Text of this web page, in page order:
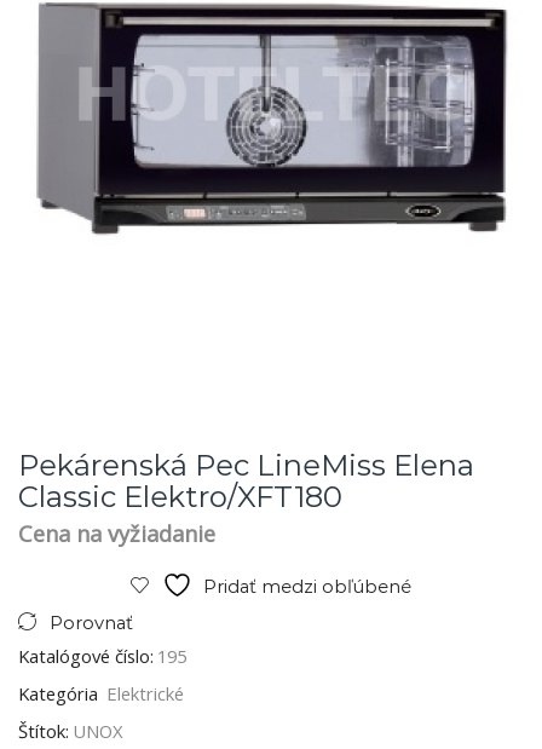
Pekárenská Pec LineMiss Elena
Classic Elektro/XFT180
Cena na vyžiadanie
Pridať medzi obľúbené
Porovnať
Katalógové číslo: 195
Kategória Elektrické
Štítok: UNOX